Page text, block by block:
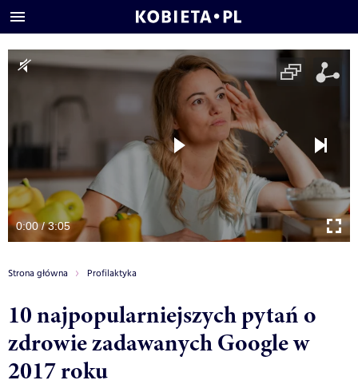
0:00 / 3:05
Strona główna Profilaktyka
10 najpopularniejszych pytań o
zdrowie zadawanych Google w
2017 roku